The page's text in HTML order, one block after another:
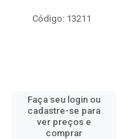
Código: 13211
Faça seu login ou
cadastre-se para
ver preços e
comprar